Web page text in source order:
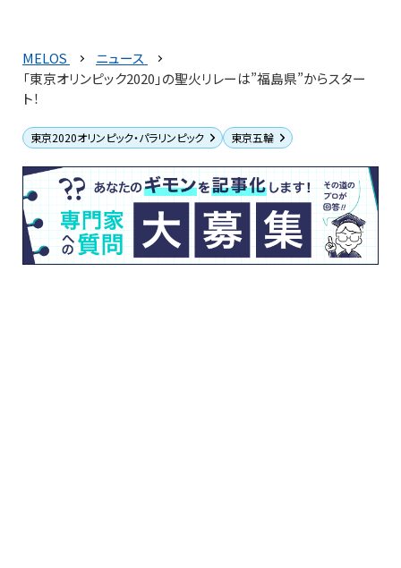
MELOS
ニュース
「東京オリンピック2020」の聖火リレーは”福島県”からスター
ト！
東京2020オリンピック・パラリンピック 東京五輪